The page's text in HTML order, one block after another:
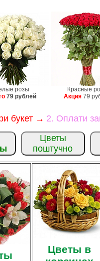
розы
79 рублей
Красные
Акция 79
букет → 2. Оплати
Цветы
поштучно
Цветы в